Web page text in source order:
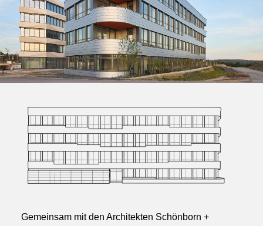
Gemeinsam mit den Architekten Schönborn +